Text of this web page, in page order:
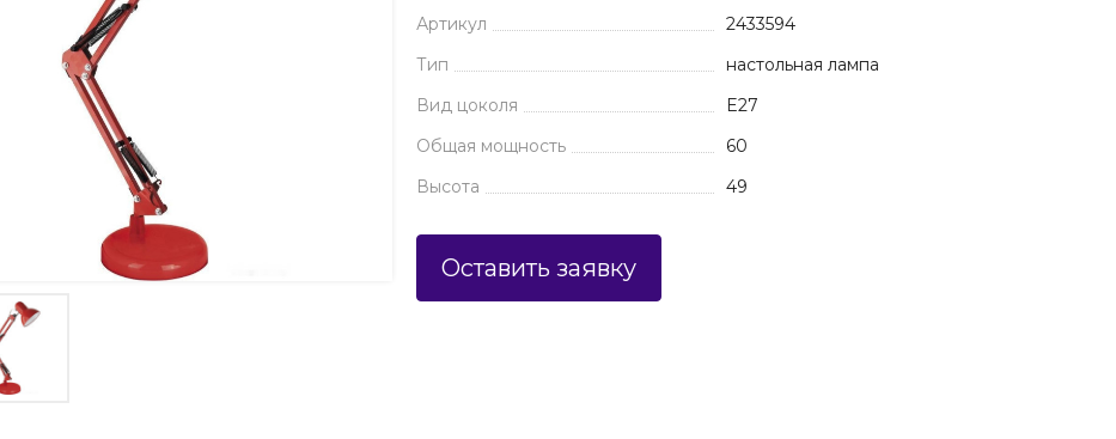
Артикул
2433594
Тип
настольная лампа
Вид цоколя
E27
Общая мощность
60
Высота
49
Оставить заявку